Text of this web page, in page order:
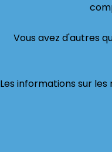
Vous avez d'autres
Les informations sur les